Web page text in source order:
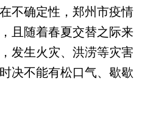
不确定性，郑州市疫情
且随着春夏交替之际来
发生火灾、洪涝等灾害
决不能有松口气、歇歇